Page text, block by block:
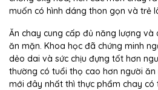
muốn có hình dáng thon gọn và trẻ
Ăn chay cung cấp đủ năng lượng
ăn mặn. Khoa học đã chứng minh
dẻo dai và sức chịu đựng tốt hơn
thường có tuổi thọ cao hơn người ăn
mới đây nhất thì thực phẩm chay có